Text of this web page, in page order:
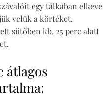
egy tálkában
velük a körtéket.
sütőben kb. 25 perc alatt
átlagos